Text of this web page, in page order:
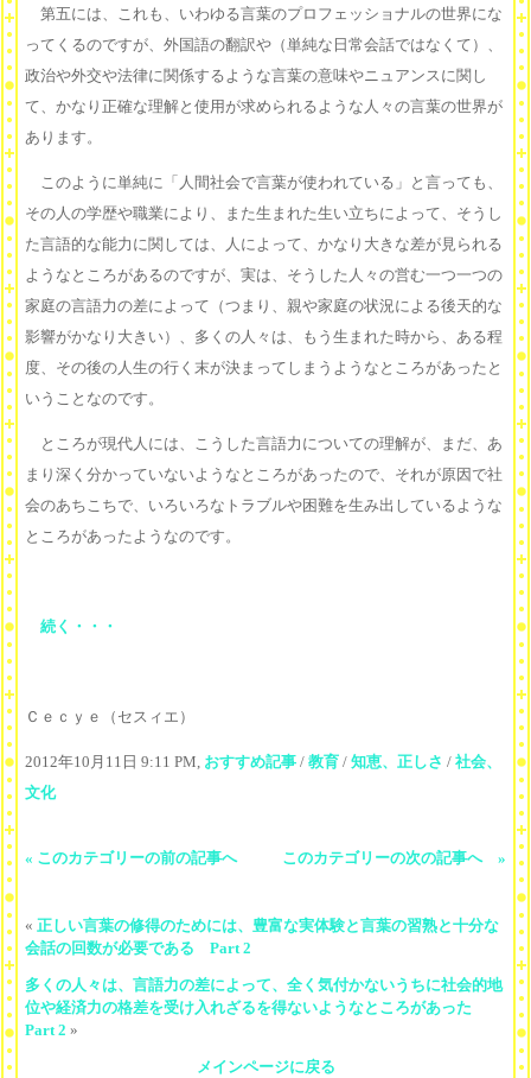
第五には、これも、いわゆる言葉のプロフェッショナルの世界にな
ってくるのですが、外国語の翻訳や（単純な日常会話ではなくて）、
政治や外交や法律に関係するような言葉の意味やニュアンスに関し
て、かなり正確な理解と使用が求められるような人々の言葉の世界が
あります。
このように単純に「人間社会で言葉が使われている」と言っても、
その人の学歴や職業により、また生まれた生い立ちによって、そうし
た言語的な能力に関しては、人によって、かなり大きな差が見られる
ようなところがあるのですが、実は、そうした人々の営む一つ一つの
家庭の言語力の差によって（つまり、親や家庭の状況による後天的な
影響がかなり大きい）、多くの人々は、もう生まれた時から、ある程
度、その後の人生の行く末が決まってしまうようなところがあったと
いうことなのです。
ところが現代人には、こうした言語力についての理解が、まだ、あ
まり深く分かっていないようなところがあったので、それが原因で社
会のあちこちで、いろいろなトラブルや困難を生み出しているような
ところがあったようなのです。
続く・・・
Ｃｅｃｙｅ（セスィエ）
2012年10月11日 9:11 PM, おすすめ記事 / 教育 / 知恵、正しさ / 社会、
文化
« このカテゴリーの前の記事へ このカテゴリーの次の記事へ »
« 正しい言葉の修得のためには、豊富な実体験と言葉の習熟と十分な
会話の回数が必要である Part 2
多くの人々は、言語力の差によって、全く気付かないうちに社会的地
位や経済力の格差を受け入れざるを得ないようなところがあった
Part 2 »
メインページに戻る